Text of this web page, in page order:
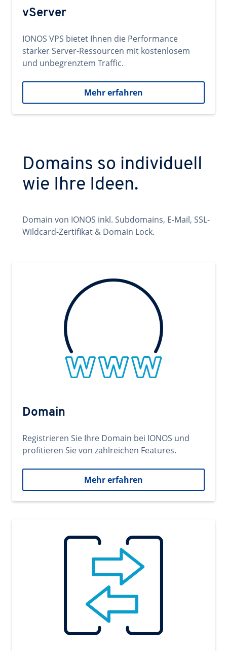
vServer
IONOS VPS bietet Ihnen die Performance
starker Server-Ressourcen mit kostenlosem
und unbegrenztem Traffic.
Mehr erfahren
Domains so individuell
wie Ihre Ideen.
Domain von IONOS inkl. Subdomains, E-Mail, SSL-
Wildcard-Zertifikat & Domain Lock.
Domain
Registrieren Sie Ihre Domain bei IONOS und
profitieren Sie von zahlreichen Features.
Mehr erfahren